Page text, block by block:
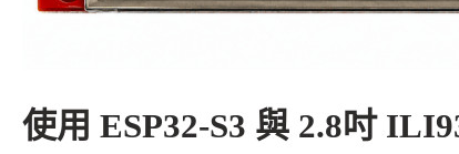
使用 ESP32-S3 與 2.8吋